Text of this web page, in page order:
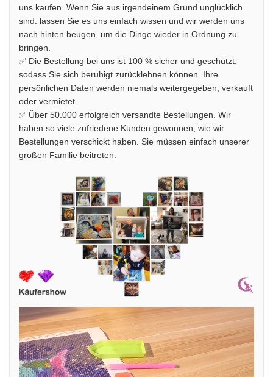
uns kaufen. Wenn Sie aus irgendeinem Grund unglücklich
sind. lassen Sie es uns einfach wissen und wir werden uns
nach hinten beugen, um die Dinge wieder in Ordnung zu
bringen.
✅ Die Bestellung bei uns ist 100 % sicher und geschützt,
sodass Sie sich beruhigt zurücklehnen können. Ihre
persönlichen Daten werden niemals weitergegeben, verkauft
oder vermietet.
✅ Über 50.000 erfolgreich versandte Bestellungen. Wir
haben so viele zufriedene Kunden gewonnen, wie wir
Bestellungen verschickt haben. Sie müssen einfach unserer
großen Familie beitreten.